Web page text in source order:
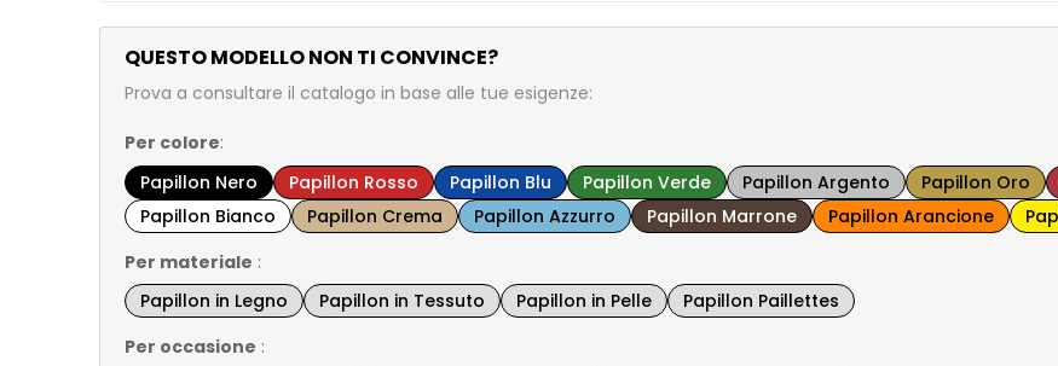
QUESTO MODELLO NON TI CONVINCE?
Prova a consultare il catalogo in base alle tue esigenze:
Per colore:
Papillon Nero
Papillon Rosso Papillon Blu Papillon Verde Papillon Argento Papillon Oro
Papillon Bianco
Papillon Crema Papillon Azzurro Papillon Marrone Papillon Arancione
Per materiale :
Papillon in Legno
Papillon in Tessuto Papillon in Pelle
Papillon Paillettes
Per occasione :